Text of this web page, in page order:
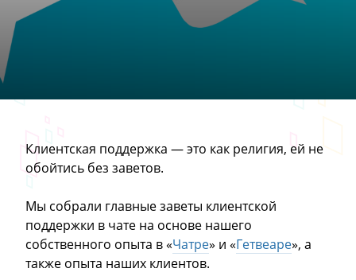
Клиентская поддержка — это как религия, ей не
обойтись без заветов.
Мы собрали главные заветы клиентской
поддержки в чате на основе нашего
собственного опыта в «Чатре» и «Гетвеаре», а
также опыта наших клиентов.